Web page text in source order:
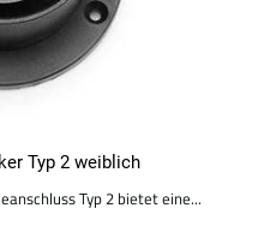
Typ 2 weiblich
Typ 2 bietet eine...